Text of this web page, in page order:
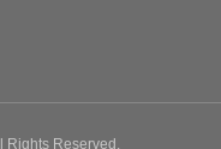
Rights Reserved.